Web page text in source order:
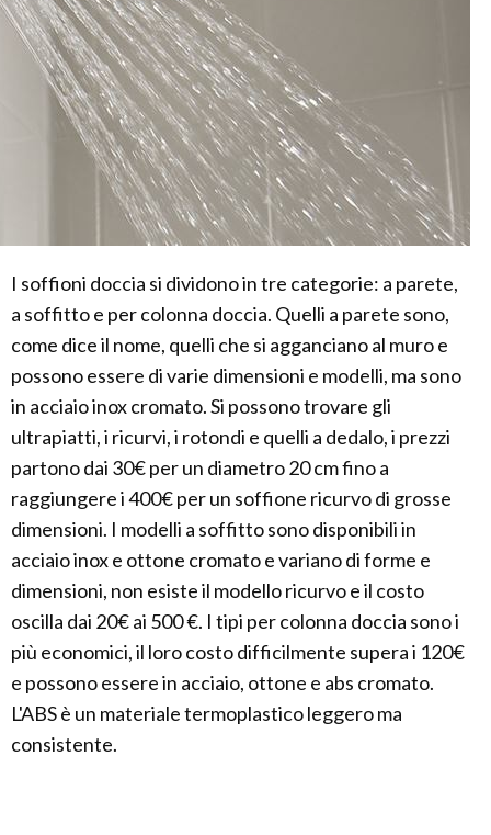
I soffioni doccia si dividono in tre categorie: a parete,
a soffitto e per colonna doccia. Quelli a parete sono,
come dice il nome, quelli che si agganciano al muro e
possono essere di varie dimensioni e modelli, ma sono
in acciaio inox cromato. Si possono trovare gli
ultrapiatti, i ricurvi, i rotondi e quelli a dedalo, i prezzi
partono dai 30€ per un diametro 20 cm fino a
raggiungere i 400€ per un soffione ricurvo di grosse
dimensioni. I modelli a soffitto sono disponibili in
acciaio inox e ottone cromato e variano di forme e
dimensioni, non esiste il modello ricurvo e il costo
oscilla dai 20€ ai 500 €. I tipi per colonna doccia sono i
più economici, il loro costo difficilmente supera i 120€
e possono essere in acciaio, ottone e abs cromato.
L'ABS è un materiale termoplastico leggero ma
consistente.